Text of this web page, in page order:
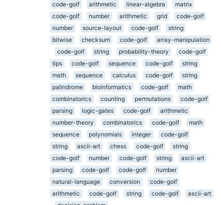
code-golf
arithmetic linear-algebra
matrix
code-golf
number arithmetic grid
code-golf
number
source-layout code-golf
string
bitwise
checksum code-golf
array-manipulation
code-golf
string probability-theory
code-golf
tips
code-golf sequence code-golf
string
math
sequence calculus code-golf
string
palindrome
bioinformatics code-golf
math
combinatorics
counting permutations
code-golf
parsing
logic-gates code-golf
arithmetic
number-theory
combinatorics code-golf
math
sequence
polynomials integer
code-golf
string
ascii-art chess code-golf
string
code-golf
number code-golf string
ascii-art
parsing
code-golf code-golf
number
natural-language
conversion
code-golf
arithmetic
code-golf string code-golf
ascii-art